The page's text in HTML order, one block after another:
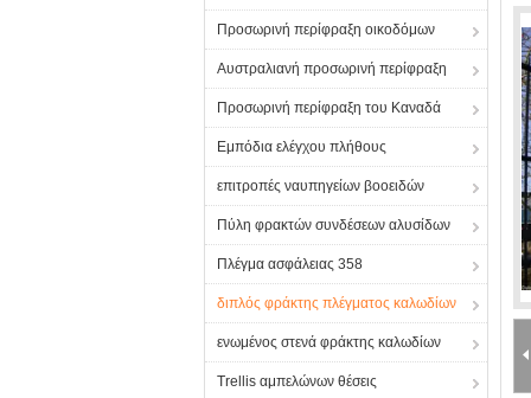
Προσωρινή περίφραξη οικοδόμων
Αυστραλιανή προσωρινή περίφραξη
Προσωρινή περίφραξη του Καναδά
Εμπόδια ελέγχου πλήθους
επιτροπές ναυπηγείων βοοειδών
Πύλη φρακτών συνδέσεων αλυσίδων
Πλέγμα ασφάλειας 358
διπλός φράκτης πλέγματος καλωδίων
ενωμένος στενά φράκτης καλωδίων
Trellis αμπελώνων θέσεις